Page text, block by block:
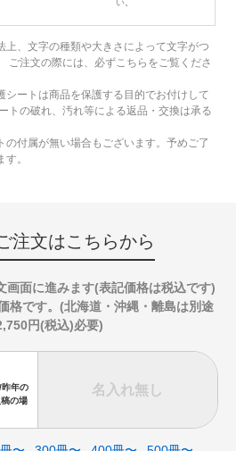
い。
、文字の種類や大きさによって文字がつ
ご注文の際には、必ずこちらをご覧くださ
ートは商品を保護する目的でお付けして
トの破れ、汚れ等による返品・交換は承る
の付属が無い場合もございます。予めご了
。
注文はこちらから
画面に進みます(表記価格は税込です)
格です。(北海道・沖縄・離島は別途
円(税込)必要)
昨年の
の場
名入れ無し